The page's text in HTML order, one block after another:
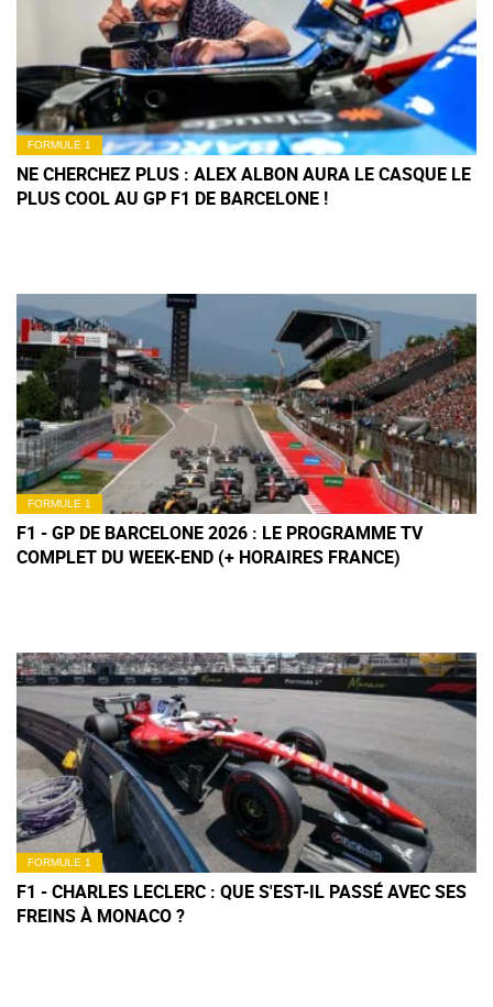
FORMULE 1
NE CHERCHEZ PLUS : ALEX ALBON AURA LE CASQUE LE
PLUS COOL AU GP F1 DE BARCELONE !
FORMULE 1
F1 - GP DE BARCELONE 2026 : LE PROGRAMME TV
COMPLET DU WEEK-END (+ HORAIRES FRANCE)
FORMULE 1
F1 - CHARLES LECLERC : QUE S'EST-IL PASSÉ AVEC SES
FREINS À MONACO ?